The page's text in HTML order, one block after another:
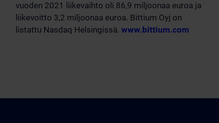
vuoden 2021 liikevaihto oli 86,9 miljoonaa euroa ja
liikevoitto 3,2 miljoonaa euroa. Bittium Oyj on
listattu Nasdaq Helsingissä. www.bittium.com